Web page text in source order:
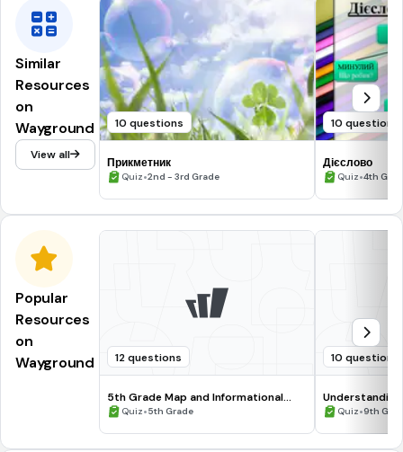
Similar
Resources
on
Wayground
View all
10 questions
Прикметник
Quiz•2nd - 3rd Grade
10 questions
Дієслово
Quiz•4th
Popular
Resources
on
Wayground
12 questions
5th Grade Map and Informational
Processing Skills
Quiz•5th Grade
10 questions
Quiz•9th